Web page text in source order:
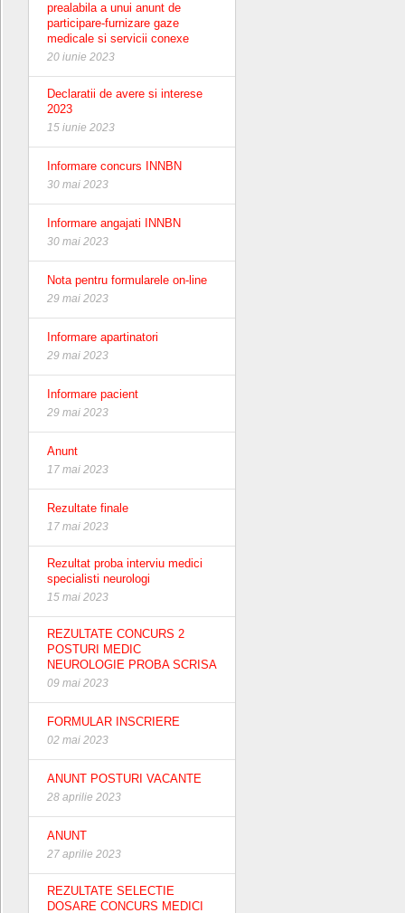
prealabila a unui anunt de
participare-furnizare gaze
medicale si servicii conexe
20 iunie 2023
Declaratii de avere si interese
2023
15 iunie 2023
Informare concurs INNBN
30 mai 2023
Informare angajati INNBN
30 mai 2023
Nota pentru formularele on-line
29 mai 2023
Informare apartinatori
29 mai 2023
Informare pacient
29 mai 2023
Anunt
17 mai 2023
Rezultate finale
17 mai 2023
Rezultat proba interviu medici
specialisti neurologi
15 mai 2023
REZULTATE CONCURS 2
POSTURI MEDIC
NEUROLOGIE PROBA SCRISA
09 mai 2023
FORMULAR INSCRIERE
02 mai 2023
ANUNT POSTURI VACANTE
28 aprilie 2023
ANUNT
27 aprilie 2023
REZULTATE SELECTIE
DOSARE CONCURS MEDICI